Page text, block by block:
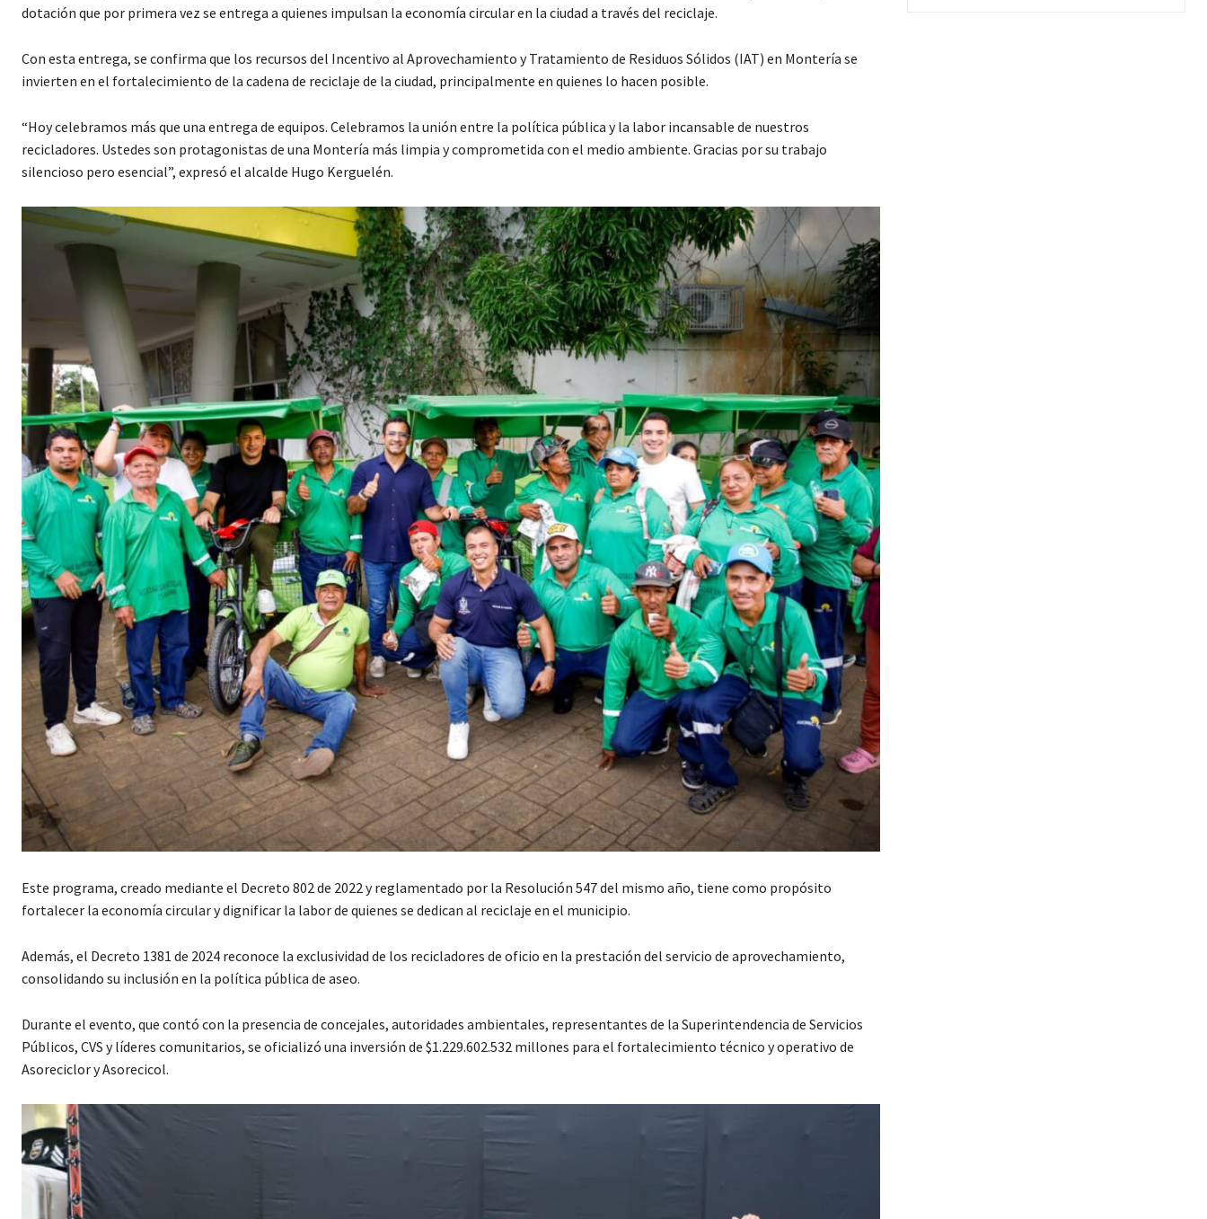
dotación que por primera vez se entrega a quienes impulsan la economía circular en la ciudad a través del reciclaje.
Con esta entrega, se confirma que los recursos del Incentivo al Aprovechamiento y Tratamiento de Residuos Sólidos (IAT) en Montería se
invierten en el fortalecimiento de la cadena de reciclaje de la ciudad, principalmente en quienes lo hacen posible.
“Hoy celebramos más que una entrega de equipos. Celebramos la unión entre la política pública y la labor incansable de nuestros
recicladores. Ustedes son protagonistas de una Montería más limpia y comprometida con el medio ambiente. Gracias por su trabajo
silencioso pero esencial”, expresó el alcalde Hugo Kerguelén.
Este programa, creado mediante el Decreto 802 de 2022 y reglamentado por la Resolución 547 del mismo año, tiene como propósito
fortalecer la economía circular y dignificar la labor de quienes se dedican al reciclaje en el municipio.
Además, el Decreto 1381 de 2024 reconoce la exclusividad de los recicladores de oficio en la prestación del servicio de aprovechamiento,
consolidando su inclusión en la política pública de aseo.
Durante el evento, que contó con la presencia de concejales, autoridades ambientales, representantes de la Superintendencia de Servicios
Públicos, CVS y líderes comunitarios, se oficializó una inversión de $1.229.602.532 millones para el fortalecimiento técnico y operativo de
Asoreciclor y Asorecicol.